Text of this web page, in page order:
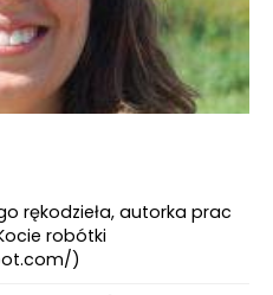
rękodzieła, autorka prac
robótki
)